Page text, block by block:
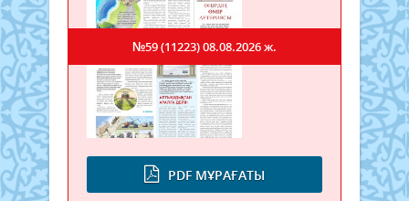
PDF МҰРАҒАТЫ
№59 (11223)08.08.2026 ж.